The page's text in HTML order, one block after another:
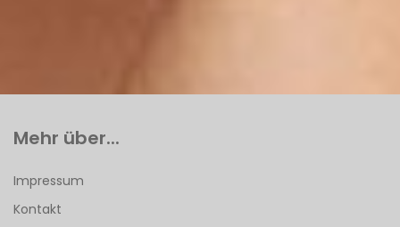
Mehr über...
Impressum
Kontakt